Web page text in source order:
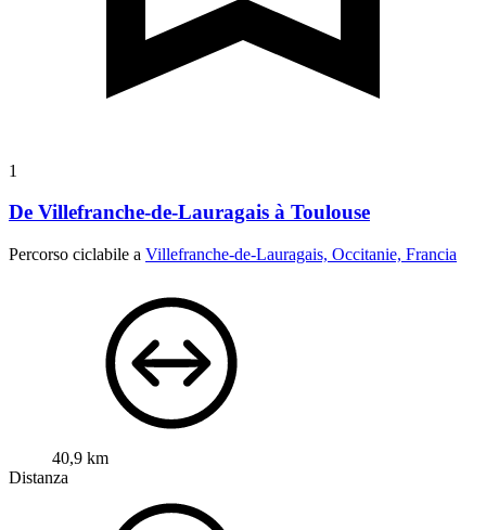
1
De Villefranche-de-Lauragais à Toulouse
Percorso ciclabile a Villefranche-de-Lauragais, Occitanie, Francia
40,9 km
Distanza